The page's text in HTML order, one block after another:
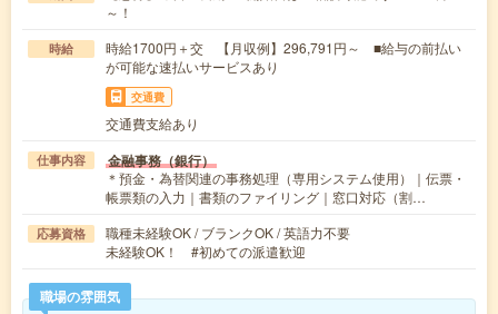
～！
時給
時給1700円＋交 【月収例】296,791円～ ■給与の前払い
が可能な速払いサービスあり
交通費
交通費支給あり
仕事内容 金融事務（銀行）
＊預金・為替関連の事務処理（専用システム使用）｜伝票・
帳票類の入力｜書類のファイリング｜窓口対応（割…
応募資格
職種未経験OK / ブランクOK / 英語力不要
未経験OK！ #初めての派遣歓迎
職場の雰囲気